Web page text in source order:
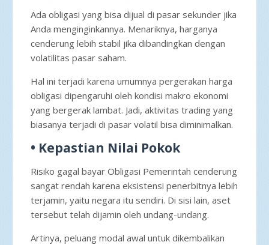
Ada obligasi yang bisa dijual di pasar sekunder jika
Anda menginginkannya. Menariknya, harganya
cenderung lebih stabil jika dibandingkan dengan
volatilitas pasar saham.
Hal ini terjadi karena umumnya pergerakan harga
obligasi dipengaruhi oleh kondisi makro ekonomi
yang bergerak lambat. Jadi, aktivitas trading yang
biasanya terjadi di pasar volatil bisa diminimalkan.
• Kepastian Nilai Pokok
Risiko gagal bayar Obligasi Pemerintah cenderung
sangat rendah karena eksistensi penerbitnya lebih
terjamin, yaitu negara itu sendiri. Di sisi lain, aset
tersebut telah dijamin oleh undang-undang.
Artinya, peluang modal awal untuk dikembalikan